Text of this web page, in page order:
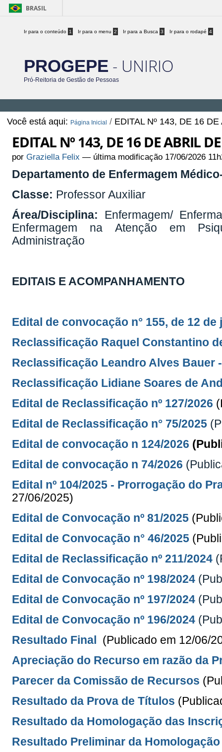
BRASIL
Ir para o conteúdo 1 Ir para o menu 2 Ir para a Busca 3 Ir para o rodapé 4
PROGEPE - UNIRIO
Pró-Reitoria de Gestão de Pessoas
Você está aqui: Página Inicial / EDITAL Nº 143, DE 16
EDITAL Nº 143, DE 16 DE ABRIL
porGraziella Felix — última modificação 17/06/2026
Departamento de Enfermagem
Classe: Professor Auxiliar
Área/Disciplina: Enfermagem/
Enfermagem na Atenção em
Administração
EDITAIS E ACOMPANHAMENTO
Edital de convocação n° 155, de 12 de
Reclassificação Raquel Constantino
Reclassificação Leandro Alves Bauer
Reclassificação Lidiane Soares de
Edital de Reclassificação nº 127/2026
Edital de Reclassificação n° 75/2025
Edital de convocação n 124/2026
Edital de convocação n 74/2026
Edital nº 104/2025 - Prorrogação do
27/06/2025)
Edital de Convocação nº 81/2025
Edital de Convocação n° 46/2025
Edital de Reclassificação nº 211/2024
Edital de Convocação nº 198/2024
Edital de Convocação nº 197/2024
Edital de Convocação nº 196/2024
Resultado Final
(Publicado em 12/06/
Apreciação do Recurso em razão da
Parecer da Comissão de Recursos
Resultado da Prova de Títulos
Resultado da Homologação das
Resultado Preliminar da